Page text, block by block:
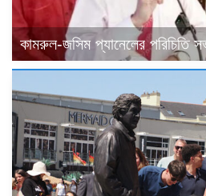
কামরুল-জসিম প্যানেলের পরিচিতি